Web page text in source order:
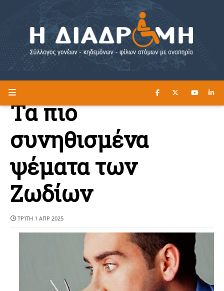
Η ΔΙΑΔΡΟΜΗ ΔΙΑΒΑΣΤΕ ΕΔΩ ►
Τα πιο
συνηθισμένα
ψέματα των
Ζωδίων
ΤΡΊΤΗ 1 ΑΠΡ 2025